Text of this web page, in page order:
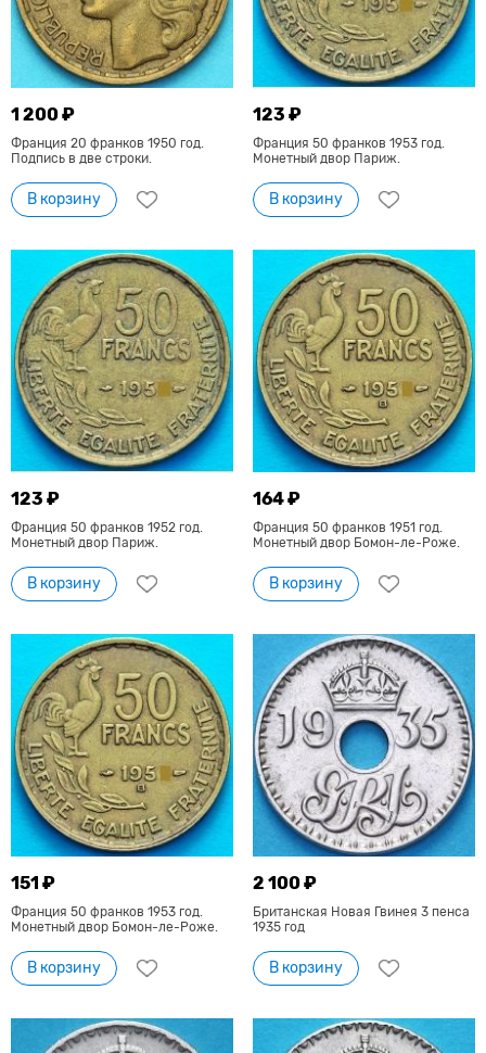
1 200 ₽
Франция 20 франков 1950 год.
Подпись в две строки.
В корзину
123 ₽
Франция 50 франков 1953 год.
Монетный двор Париж.
В корзину
123 ₽
Франция 50 франков 1952 год.
Монетный двор Париж.
В корзину
164 ₽
Франция 50 франков 1951 год.
Монетный двор Бомон-ле-Роже.
В корзину
151 ₽
Франция 50 франков 1953 год.
Монетный двор Бомон-ле-Роже.
В корзину
2 100 ₽
Британская Новая Гвинея 3 пенса
1935 год
В корзину